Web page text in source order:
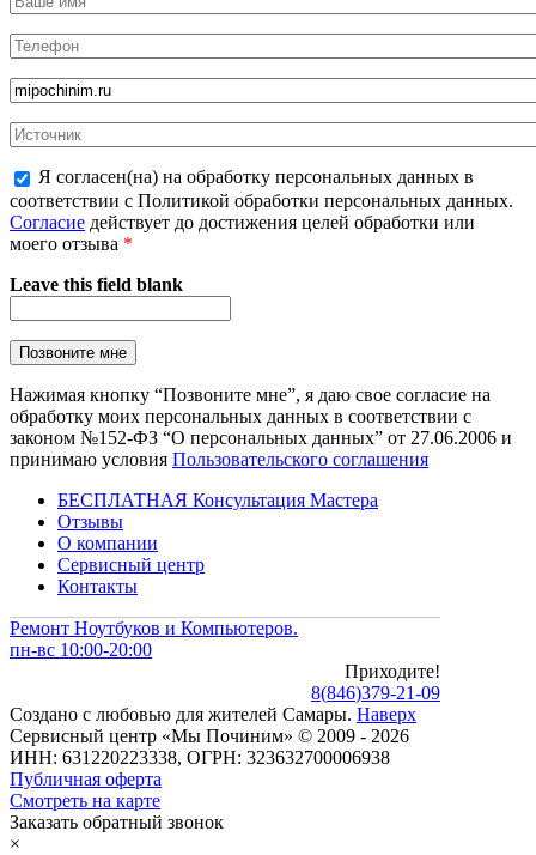
Я согласен(на) на обработку персональных данных в
соответствии с Политикой обработки персональных данных.
Согласие действует до достижения целей обработки или
моего отзыва *
Leave this field blank
Нажимая кнопку “Позвоните мне”, я даю свое согласие на
обработку моих персональных данных в соответствии с
законом №152-ФЗ “О персональных данных” от 27.06.2006 и
принимаю условия Пользовательского соглашения
БЕСПЛАТНАЯ Консультация Мастера
Отзывы
О компании
Сервисный центр
Контакты
Ремонт Ноутбуков и Компьютеров.
пн-вс 10:00-20:00
Приходите!
8(846)379-21-09
Создано с любовью для жителей Самары. Наверх
Сервисный центр «Мы Починим» © 2009 - 2026
ИНН: 631220223338, ОГРН: 323632700006938
Публичная оферта
Смотреть на карте
Заказать обратный звонок
×